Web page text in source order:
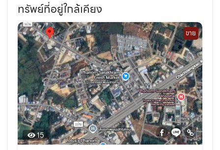
ทรัพย์ที่อยู่ใกล้เคียง
ขาย
15